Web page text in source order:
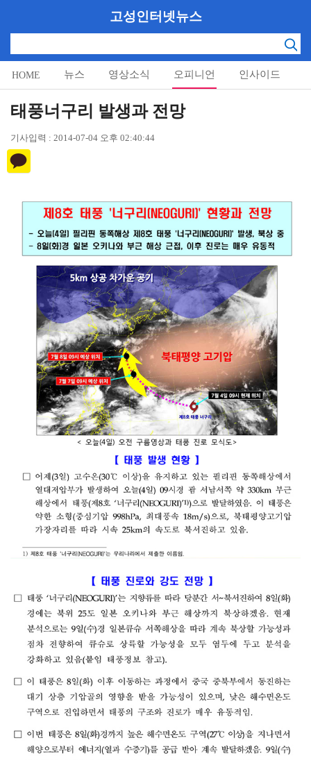
고성인터넷뉴스
HOME 뉴스 영상소식 오피니언 인사이드
알림마당
태풍너구리 발생과 전망
기사입력 : 2014-07-04 오후 02:40:44